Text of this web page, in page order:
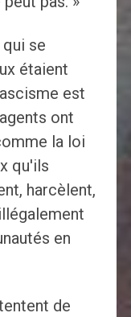
se
étaient
est
ont
la loi
qu'ils
harcèlent,
en
de